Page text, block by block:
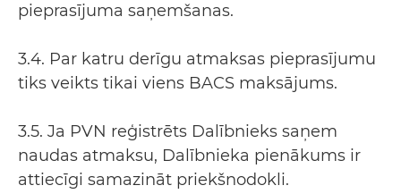
pieprasījuma saņemšanas.
3.4. Par katru derīgu atmaksas pieprasījumu
tiks veikts tikai viens BACS maksājums.
3.5. Ja PVN reģistrēts Dalībnieks saņem
naudas atmaksu, Dalībnieka pienākums ir
attiecīgi samazināt priekšnodokli.